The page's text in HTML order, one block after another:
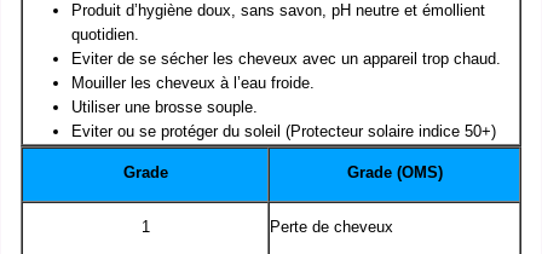
Produit d’hygiène doux, sans savon, pH neutre et émollient
quotidien.
Eviter de se sécher les cheveux avec un appareil trop chaud.
Mouiller les cheveux à l’eau froide.
Utiliser une brosse souple.
Eviter ou se protéger du soleil (Protecteur solaire indice 50+)
Grade Grade (OMS)
1 Perte de cheveux